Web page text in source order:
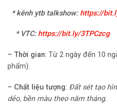
* kênh ytb talkshow: https://
* VTC: https://bit.ly/3TPCzcg
– Thời gian: Từ 2 ngày đến 10
phẩm).
– Chất liệu tượng: Đất sét tạo
dẻo, bền màu theo năm tháng.